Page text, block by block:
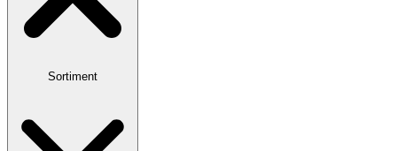
Sortiment